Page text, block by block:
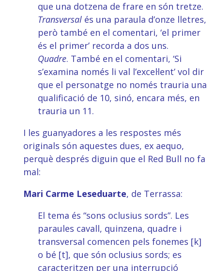
que una dotzena de frare en són tretze.
Transversalés una paraula d’onze lletres,
però també en el comentari, ‘el primer
és el primer’ recorda a dos uns.
Quadre. També en el comentari, ‘Si
s’examina només li val l’excel·lent’ vol dir
que el personatge no només trauria una
qualificació de 10, sinó, encara més, en
trauria un 11.
I les guanyadores a les respostes més
originals són aquestes dues, ex aequo,
perquè després diguin que el Red Bull no fa
mal:
Mari Carme Leseduarte, de Terrassa:
El tema és “sons oclusius sords”. Les
paraules cavall, quinzena, quadre i
transversal comencen pels fonemes [k]
o bé [t], que són oclusius sords; es
caracteritzen per una interrupció